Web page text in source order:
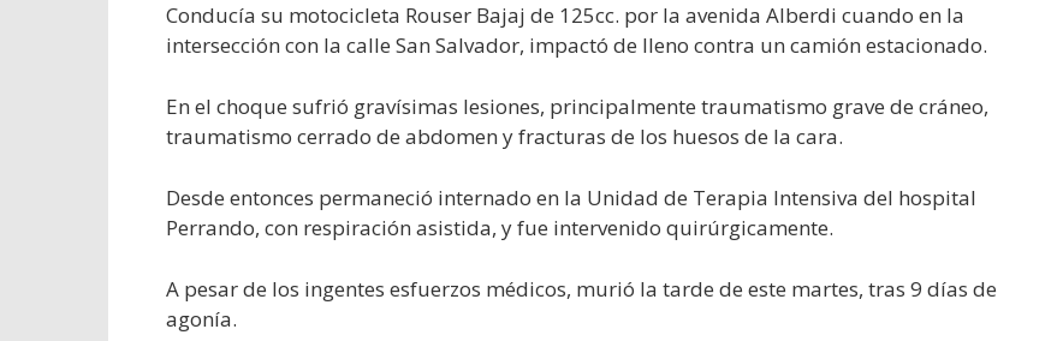
Conducía su motocicleta Rouser Bajaj de 125cc. por la avenida Alberdi cuando en la
intersección con la calle San Salvador, impactó de lleno contra un camión estacionado.
En el choque sufrió gravísimas lesiones, principalmente traumatismo grave de cráneo,
traumatismo cerrado de abdomen y fracturas de los huesos de la cara.
Desde entonces permaneció internado en la Unidad de Terapia Intensiva del hospital
Perrando, con respiración asistida, y fue intervenido quirúrgicamente.
A pesar de los ingentes esfuerzos médicos, murió la tarde de este martes, tras 9 días de
agonía.